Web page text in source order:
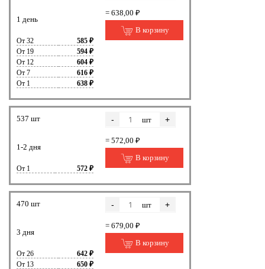
1 день
От 32
585 ₽
От 19
594 ₽
От 12
604 ₽
От 7
616 ₽
От 1
638 ₽
= 638,00 ₽
В корзину
537 шт
1-2 дня
От 1 572 ₽
- шт +
= 572,00 ₽
В корзину
470 шт
3 дня
От 26
642 ₽
От 13
650 ₽
- шт +
= 679,00 ₽
В корзину